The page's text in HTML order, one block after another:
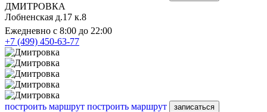
ДМИТРОВКА
Лобненская д.17 к.8
Ежедневно с 8:00 до 22:00
+7 (499) 450-63-77
построить маршрут построить маршрут записаться